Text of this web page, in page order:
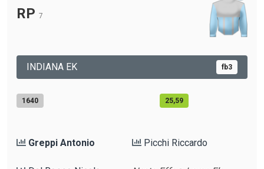
RP 7
INDIANA EK fb3
1640 25,59
Greppi Antonio Picchi Riccardo